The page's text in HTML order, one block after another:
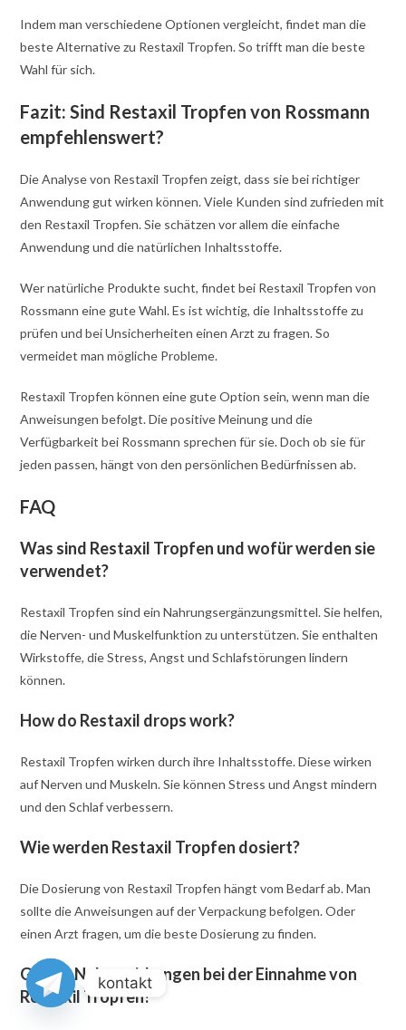
Indem man verschiedene Optionen vergleicht, findet man die
beste Alternative zu Restaxil Tropfen. So trifft man die beste
Wahl für sich.
Fazit: Sind Restaxil Tropfen von Rossmann
empfehlenswert?
Die Analyse von Restaxil Tropfen zeigt, dass sie bei richtiger
Anwendung gut wirken können. Viele Kunden sind zufrieden mit
den Restaxil Tropfen. Sie schätzen vor allem die einfache
Anwendung und die natürlichen Inhaltsstoffe.
Wer natürliche Produkte sucht, findet bei Restaxil Tropfen von
Rossmann eine gute Wahl. Es ist wichtig, die Inhaltsstoffe zu
prüfen und bei Unsicherheiten einen Arzt zu fragen. So
vermeidet man mögliche Probleme.
Restaxil Tropfen können eine gute Option sein, wenn man die
Anweisungen befolgt. Die positive Meinung und die
Verfügbarkeit bei Rossmann sprechen für sie. Doch ob sie für
jeden passen, hängt von den persönlichen Bedürfnissen ab.
FAQ
Was sind Restaxil Tropfen und wofür werden sie
verwendet?
Restaxil Tropfen sind ein Nahrungsergänzungsmittel. Sie helfen,
die Nerven- und Muskelfunktion zu unterstützen. Sie enthalten
Wirkstoffe, die Stress, Angst und Schlafstörungen lindern
können.
How do Restaxil drops work?
Restaxil Tropfen wirken durch ihre Inhaltsstoffe. Diese wirken
auf Nerven und Muskeln. Sie können Stress und Angst mindern
und den Schlaf verbessern.
Wie werden Restaxil Tropfen dosiert?
Die Dosierung von Restaxil Tropfen hängt vom Bedarf ab. Man
sollte die Anweisungen auf der Verpackung befolgen. Oder
einen Arzt fragen, um die beste Dosierung zu finden.
Gibt es Nebenwirkungen bei der Einnahme von
Restaxil Tropfen?
kontakt